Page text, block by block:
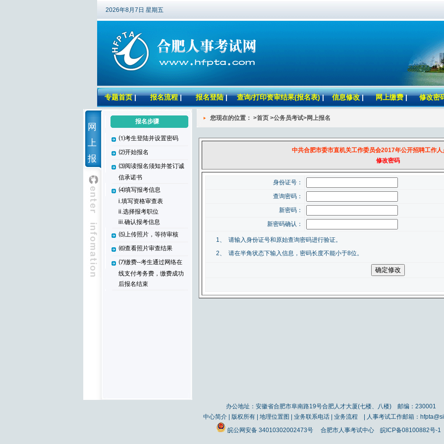
2026年8月7日 星期五
专题首页 | 报名流程| 报名登陆 | 查询/打印资审结果(报名表)| 信息修改| 网上缴费| 修改密
网
上
报
名
报名步骤
⑴考生登陆并设置密码
⑵开始报名
⑶阅读报名须知并签订诚
信承诺书
⑷填写报考信息
i.填写资格审查表
ii.选择报考职位
iii.确认报考信息
⑸上传照片，等待审核
⑹查看照片审查结果
⑺缴费--考生通过网络在
线支付考务费，缴费成功
后报名结束
您现在的位置： >首页 >公务员考试>网上报名
中共合肥市委市直机关工作委员会2017年公开招聘工作
修改密码
身份证号：
查询密码：
新密码：
新密码确认：
1、
请输入身份证号和原始查询密码进行验证。
2、
请在半角状态下输入信息，密码长度不能小于8位。
办公地址：安徽省合肥市阜南路19号合肥人才大厦(七楼、八楼) 邮编：230001
中心简介| 版权所有| 地理位置图 业务联系电话| 业务流程 | 人事考试工作邮箱：
皖公网安备 34010302002473号
合肥市人事考试中心 皖ICP备08100882号-1